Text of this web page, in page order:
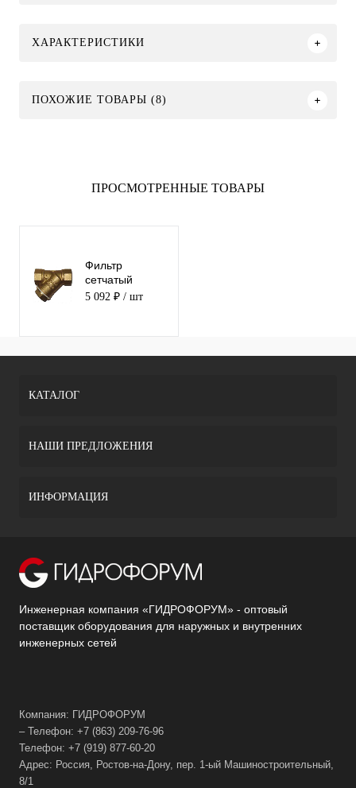
ХАРАКТЕРИСТИКИ
ПОХОЖИЕ ТОВАРЫ (8)
ПРОСМОТРЕННЫЕ ТОВАРЫ
Фильтр
сетчатый
резьбовой
5 092 ₽ / шт
КАТАЛОГ
НАШИ ПРЕДЛОЖЕНИЯ
ИНФОРМАЦИЯ
Инженерная компания «ГИДРОФОРУМ» - оптовый
поставщик оборудования для наружных и внутренних
инженерных сетей
Компания: ГИДРОФОРУМ
– Телефон: +7 (863) 209-76-96
Телефон: +7 (919) 877-60-20
Адрес: Россия, Ростов-на-Дону, пер. 1-ый Машиностроительный,
8/1